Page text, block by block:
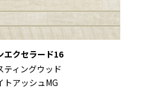
エクセラード16
ティングウッド
トアッシュMG